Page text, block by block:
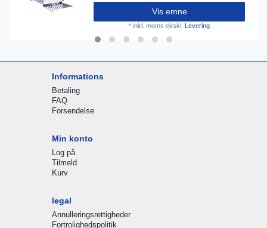
Vis emne
* inkl. moms ekskl. Levering
Informations
Betaling
FAQ
Forsendelse
Min konto
Log på
Tilmeld
Kurv
legal
Annulleringsrettigheder
Fortrolighedspolitik